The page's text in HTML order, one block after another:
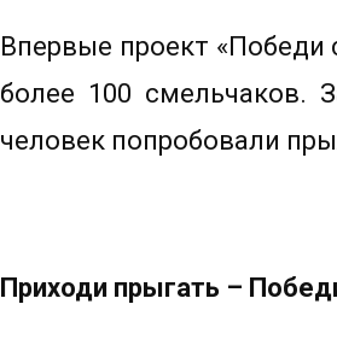
Впервые проект «Победи
более 100 смельчаков.
человек попробовали
Приходи прыгать –